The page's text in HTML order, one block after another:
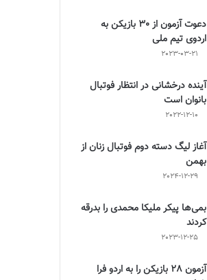
دعوت آزمون از 30 بازیکن به
اردوی تیم ملی
2023-03-21
آینده درخشانی در انتظار فوتبال
بانوان است
2022-12-10
آغاز لیگ دسته دوم فوتبال زنان از
بهمن
2024-12-29
بمی‌ها پیکر ملیکا محمدی را بدرقه
کردند
2023-12-25
آزمون 28 بازیکن را به اردو فرا